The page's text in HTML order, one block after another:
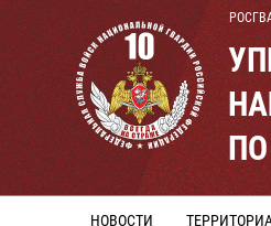
НОВОСТИ